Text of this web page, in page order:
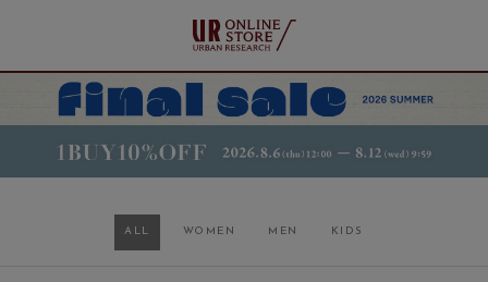
ALL WOMEN MEN KIDS